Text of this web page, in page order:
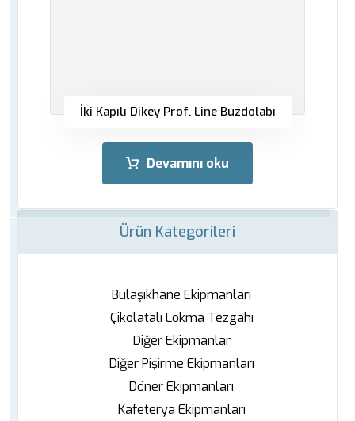
İki Kapılı Dikey Prof. Line Buzdolabı
Devamını oku
Ürün Kategorileri
Bulaşıkhane Ekipmanları
Çikolatalı Lokma Tezgahı
Diğer Ekipmanlar
Diğer Pişirme Ekipmanları
Döner Ekipmanları
Kafeterya Ekipmanları